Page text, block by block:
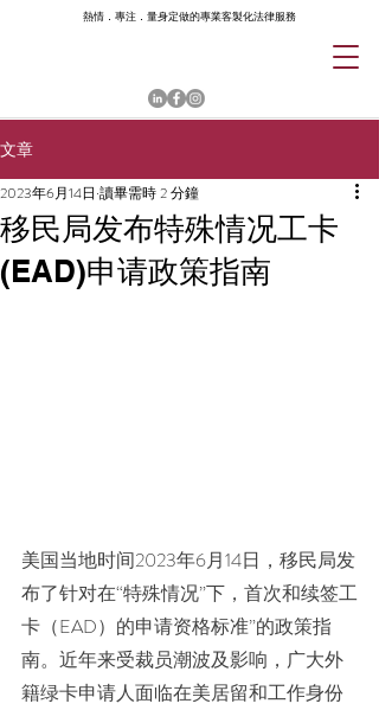
熱情．專注．量身定做的專業客製化法律服務
文章
移民局发布特殊情况工卡
(EAD)申请政策指南
2023年6月14日 讀畢需時 2 分鐘
美国当地时间2023年6月14日，移民局发
布了针对在“特殊情况”下，首次和续签工
卡（EAD）的申请资格标准”的政策指
南。近年来受裁员潮波及影响，广大外
籍绿卡申请人面临在美居留和工作身份